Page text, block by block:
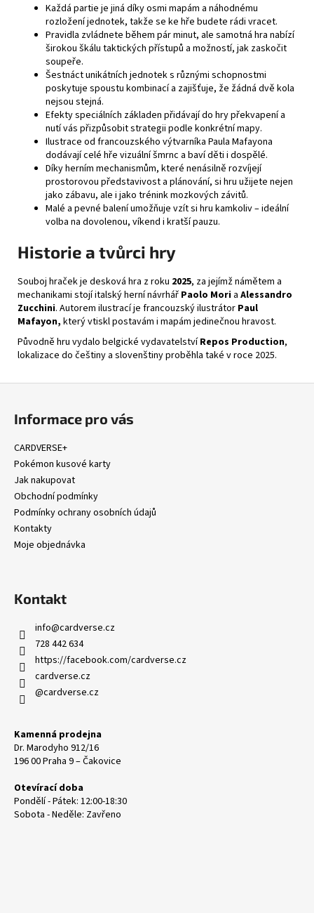
Každá partie je jiná díky osmi mapám a náhodnému
rozložení jednotek, takže se ke hře budete rádi vracet.
Pravidla zvládnete během pár minut, ale samotná hra nabízí
širokou škálu taktických přístupů a možností, jak zaskočit
soupeře.
Šestnáct unikátních jednotek s různými schopnostmi
poskytuje spoustu kombinací a zajišťuje, že žádná dvě kola
nejsou stejná.
Efekty speciálních základen přidávají do hry překvapení a
nutí vás přizpůsobit strategii podle konkrétní mapy.
Ilustrace od francouzského výtvarníka Paula Mafayona
dodávají celé hře vizuální šmrnc a baví děti i dospělé.
Díky herním mechanismům, které nenásilně rozvíjejí
prostorovou představivost a plánování, si hru užijete nejen
jako zábavu, ale i jako trénink mozkových závitů.
Malé a pevné balení umožňuje vzít si hru kamkoliv – ideální
volba na dovolenou, víkend i kratší pauzu.
Historie a tvůrci hry
Souboj hraček je desková hra z roku 2025, za jejímž námětem a
mechanikami stojí italský herní návrhář Paolo Mori a Alessandro
Zucchini. Autorem ilustrací je francouzský ilustrátor Paul
Mafayon, který vtiskl postavám i mapám jedinečnou hravost.
Původně hru vydalo belgické vydavatelství Repos Production,
lokalizace do češtiny a slovenštiny proběhla také v roce 2025.
Informace pro vás
CARDVERSE+
Pokémon kusové karty
Jak nakupovat
Obchodní podmínky
Podmínky ochrany osobních údajů
Kontakty
Moje objednávka
Kontakt
info@cardverse.cz
728 442 634
https://facebook.com/cardverse.cz
cardverse.cz
@cardverse.cz
Kamenná prodejna
Dr. Marodyho 912/16
196 00 Praha 9 – Čakovice
Otevírací doba
Pondělí - Pátek: 12:00-18:30
Sobota - Neděle: Zavřeno